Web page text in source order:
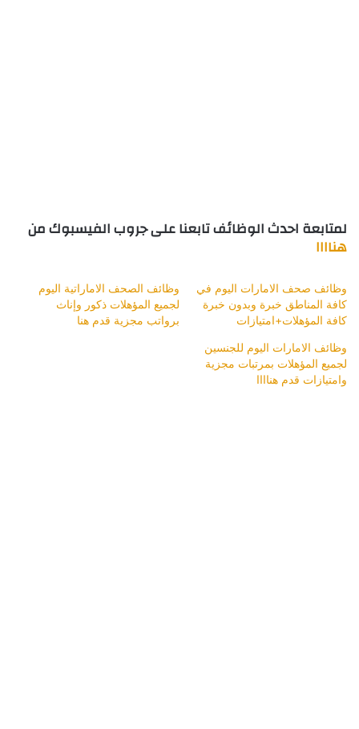
لمتابعة احدث الوظائف تابعنا على جروب الفيسبوك من
هناااا
وظائف صحف الامارات اليوم في
كافة المناطق خبرة وبدون خبرة
كافة المؤهلات+امتيازات
وظائف الصحف الاماراتية اليوم
لجميع المؤهلات ذكور وإناث
برواتب مجزية قدم هنا
وظائف الامارات اليوم للجنسين
لجميع المؤهلات بمرتبات مجزية
وامتيازات قدم هناااا